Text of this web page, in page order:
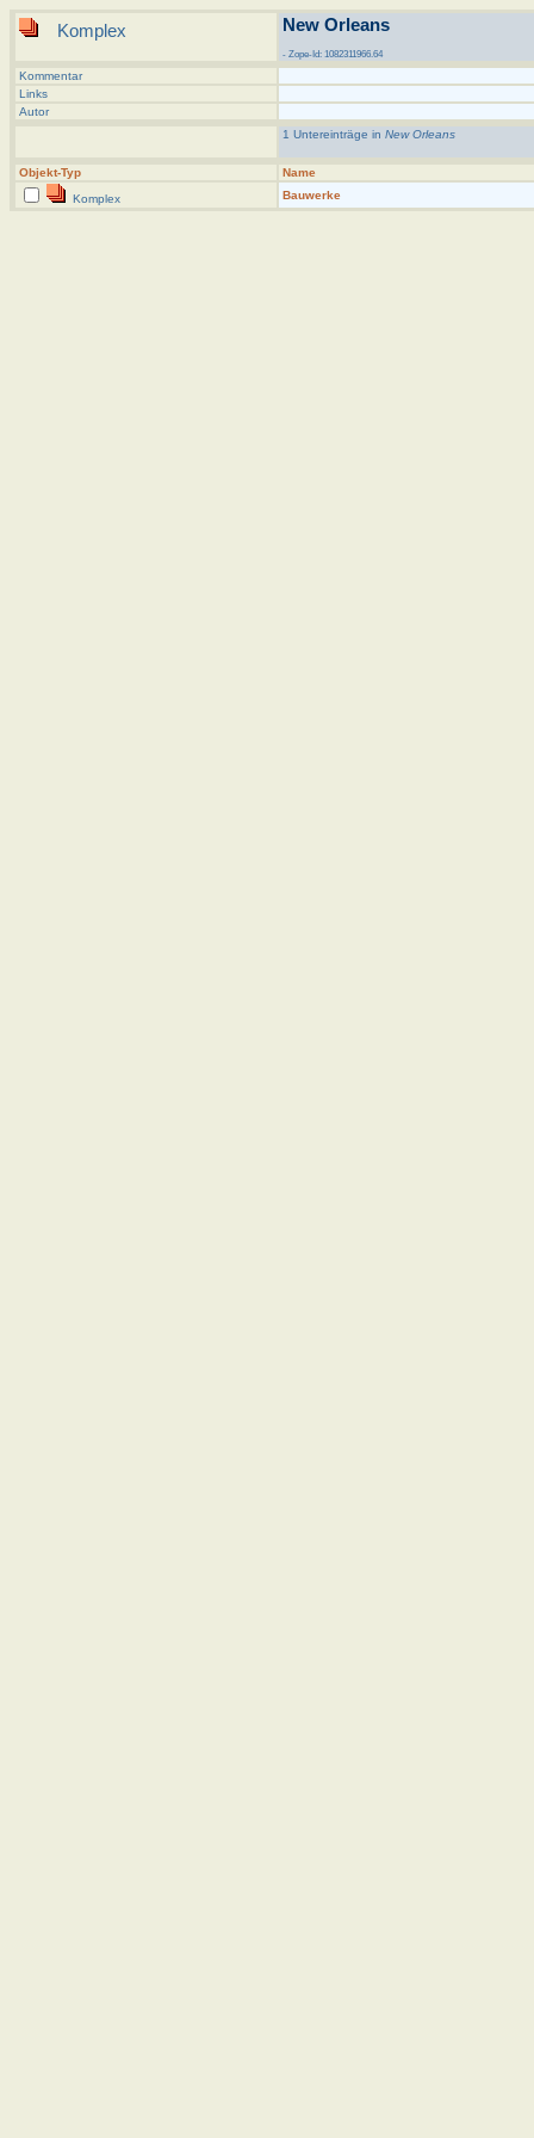
Komplex New Orleans
- Zope-Id: 1082311966.64
Kommentar
Links
Autor
1 Untereinträge in New Orleans
Objekt-Typ
Name
Komplex
Bauwerke